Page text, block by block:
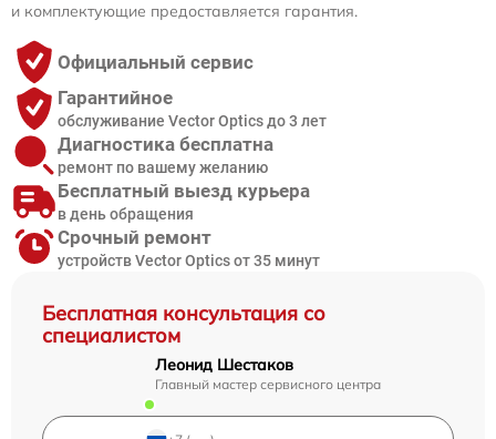
Бесплатная консультация со
специалистом
Леонид Шестаков
Главный мастер сервисного центра
и комплектующие предоставляется гарантия.
Официальный сервис
Гарантийное
обслуживание Vector Optics до 3 лет
Диагностика бесплатна
ремонт по вашему желанию
Бесплатный выезд курьера
в день обращения
Срочный ремонт
устройств Vector Optics от 35 минут